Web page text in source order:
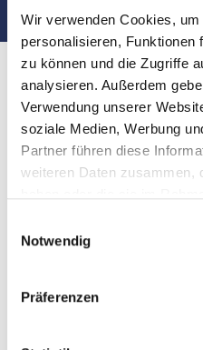
Wir verwenden Cookies,
personalisieren, Funktionen
zu können und die Zugriffe
analysieren. Außerdem
Verwendung unserer
soziale Medien, Werbung
Partner führen diese
weiteren Daten zusammen,
Notwendig
Präferenzen